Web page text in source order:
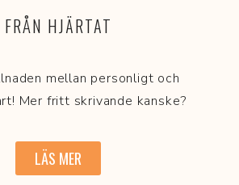
FRÅN HJÄRTAT
mellan personligt och
Mer fritt skrivande kanske?
LÄS MER